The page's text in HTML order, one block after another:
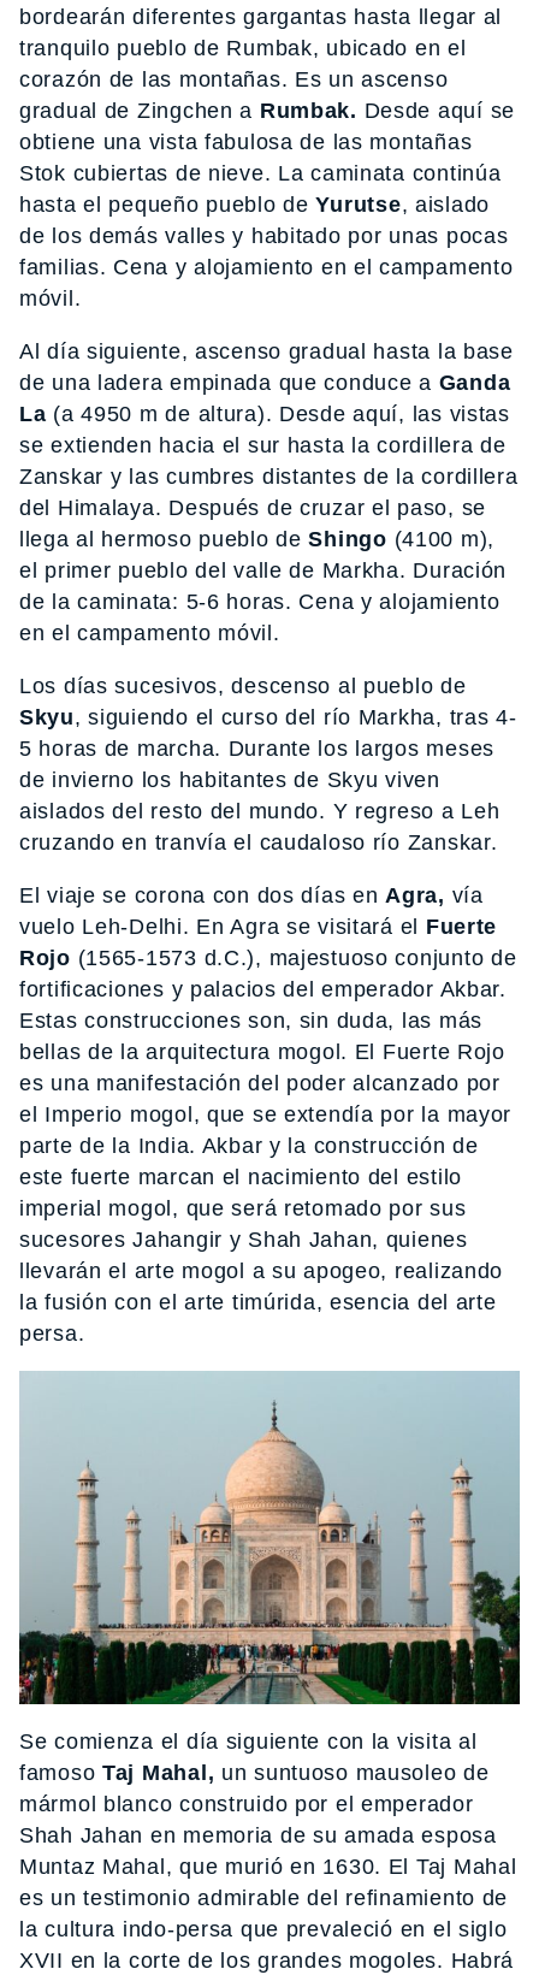
bordearán diferentes gargantas hasta llegar al
tranquilo pueblo de Rumbak, ubicado en el
corazón de las montañas. Es un ascenso
gradual de Zingchen a Rumbak. Desde aquí se
obtiene una vista fabulosa de las montañas
Stok cubiertas de nieve. La caminata continúa
hasta el pequeño pueblo deYurutse, aislado
de los demás valles y habitado por unas pocas
familias. Cena y alojamiento en el campamento
móvil.
Al día siguiente, ascenso gradual hasta la base
de una ladera empinada que conduce a Ganda
La (a 4950 m de altura). Desde aquí, las vistas
se extienden hacia el sur hasta la cordillera de
Zanskar y las cumbres distantes de la cordillera
del Himalaya. Después de cruzar el paso, se
llega al hermoso pueblo deShingo (4100 m),
el primer pueblo del valle de Markha. Duración
de la caminata: 5-6 horas. Cena y alojamiento
en el campamento móvil.
Los días sucesivos, descenso al pueblo de
Skyu, siguiendo el curso del río Markha, tras 4-
5 horas de marcha. Durante los largos meses
de invierno los habitantes de Skyu viven
aislados del resto del mundo. Y regreso a Leh
cruzando en tranvía el caudaloso río Zanskar.
El viaje se corona con dos días enAgra, vía
vuelo Leh-Delhi. En Agra se visitará el Fuerte
Rojo (1565-1573 d.C.), majestuoso conjunto de
fortificaciones y palacios del emperador Akbar.
Estas construcciones son, sin duda, las más
bellas de la arquitectura mogol. El Fuerte Rojo
es una manifestación del poder alcanzado por
el Imperio mogol, que se extendía por la mayor
parte de la India. Akbar y la construcción de
este fuerte marcan el nacimiento del estilo
imperial mogol, que será retomado por sus
sucesores Jahangir y Shah Jahan, quienes
llevarán el arte mogol a su apogeo, realizando
la fusión con el arte timúrida, esencia del arte
persa.
Se comienza el día siguiente con la visita al
famosoTaj Mahal, un suntuoso mausoleo de
mármol blanco construido por el emperador
Shah Jahan en memoria de su amada esposa
Muntaz Mahal, que murió en 1630. El Taj Mahal
es un testimonio admirable del refinamiento de
la cultura indo-persa que prevaleció en el siglo
XVII en la corte de los grandes mogoles. Habrá